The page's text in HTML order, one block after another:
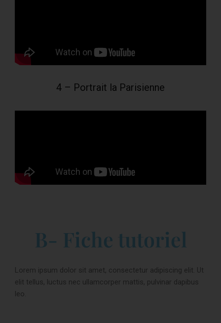
4 – Portrait la Parisienne
B- Fiche tutoriel
Lorem ipsum dolor sit amet, consectetur adipiscing elit. Ut
elit tellus, luctus nec ullamcorper mattis, pulvinar dapibus
leo.